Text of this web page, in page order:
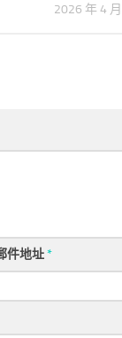
2026 年 4
件地址*